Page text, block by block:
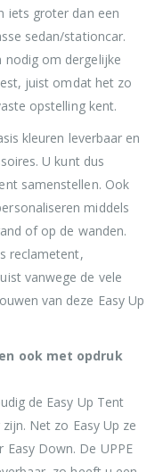
iets groter dan een
sedan/stationcar.
nodig om dergelijke
juist omdat het zo
opstelling kent.
kleuren leverbaar en
U kunt dus
samenstellen. Ook
middels
of op de wanden.
reclametent,
vanwege de vele
van deze Easy Up
ook met opdruk
de Easy Up Tent
Net zo Easy Up ze
Down. De UPPE